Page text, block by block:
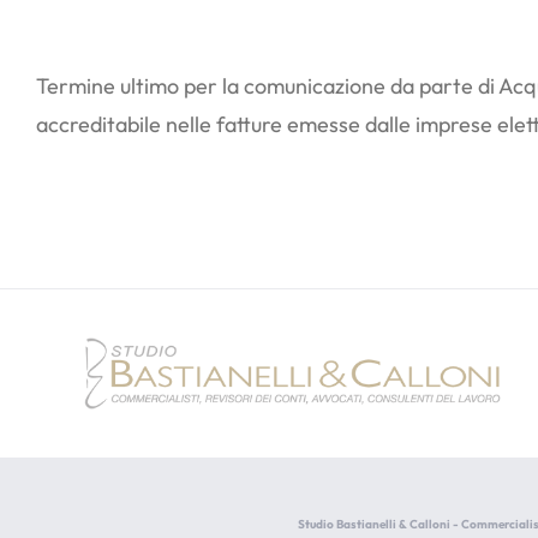
Termine ultimo per la comunicazione da parte di
accreditabile nelle fatture emesse dalle imprese
Studio Bastianelli & Calloni -